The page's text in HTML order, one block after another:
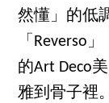
然懂」的低
「Reverso
的Art Deco
雅到骨子裡